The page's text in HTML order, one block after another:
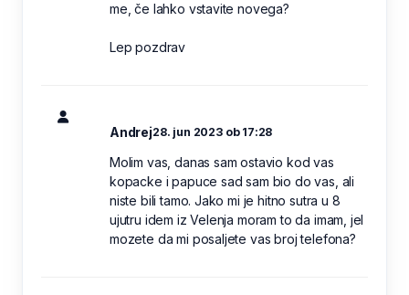
me, če lahko vstavite novega?
Lep pozdrav
Andrej28. jun 2023 ob 17:28
Molim vas, danas sam ostavio kod vas
kopacke i papuce sad sam bio do vas, ali
niste bili tamo. Jako mi je hitno sutra u 8
ujutru idem iz Velenja moram to da imam, jel
mozete da mi posaljete vas broj telefona?